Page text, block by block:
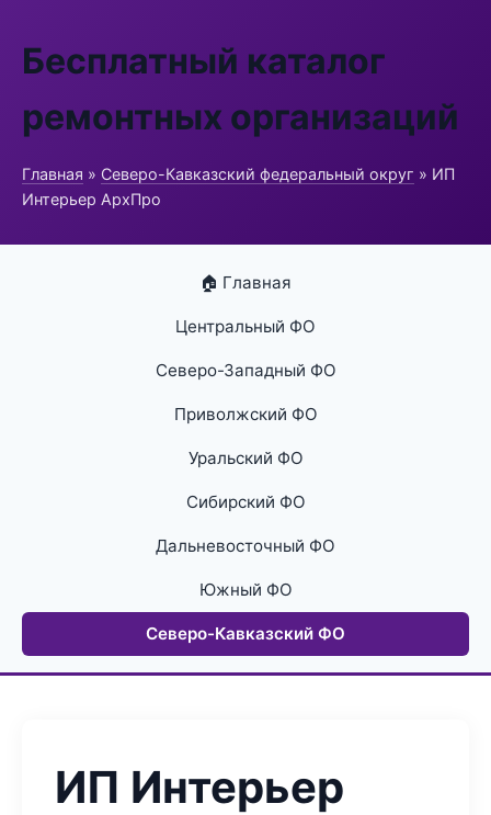
Бесплатный каталог
ремонтных организаций
Главная » Северо-Кавказский федеральный округ » ИП
Интерьер АрхПро
🏠 Главная
Центральный ФО
Северо-Западный ФО
Приволжский ФО
Уральский ФО
Сибирский ФО
Дальневосточный ФО
Южный ФО
Северо-Кавказский ФО
ИП Интерьер